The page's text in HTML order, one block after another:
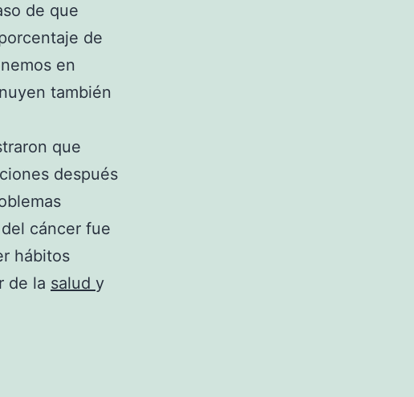
de que
de
en
también
que
después
cáncer fue
hábitos
de la salud y